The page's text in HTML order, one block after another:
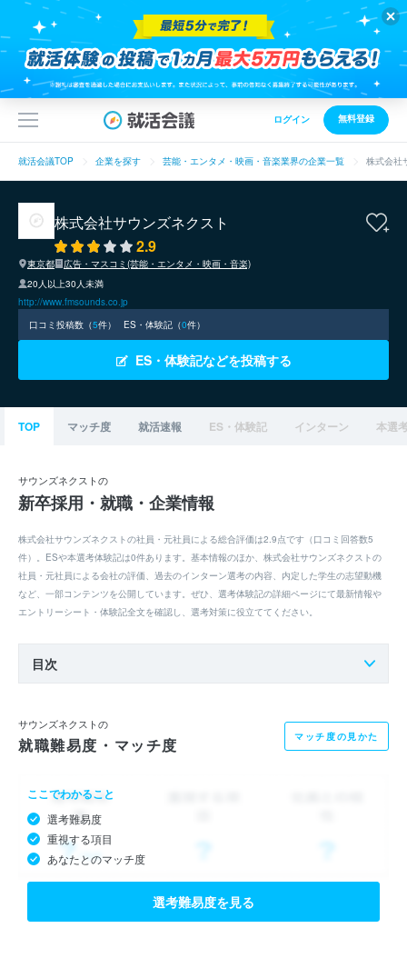
ログイン 無料登録
就活会議TOP 企業を探す 芸能・エンタメ・映画・音楽業界の企業一覧 株式会社
株式会社サウンズネクスト
2.9
東京都
広告・マスコミ(芸能・エンタメ・映画・音楽)
20人以上30人未満
http://www.fmsounds.co.jp
口コミ投稿数（5件） ES・体験記（0件）
ES・体験記などを投稿する
TOP マッチ度 就活速報 ES・体験記 インターン 本選
サウンズネクストの
新卒採用・就職・企業情報
株式会社サウンズネクストの社員・元社員による総合評価は2.9点です（口コミ回答数5
件）。ESや本選考体験記は0件あります。基本情報のほか、株式会社サウンズネクストの
社員・元社員による会社の評価、過去のインターン選考の内容、内定した学生の志望動機
など、一部コンテンツを公開しています。ぜひ、選考体験記の詳細ページにて最新情報や
エントリーシート・体験記全文を確認し、選考対策に役立ててください。
目次
サウンズネクストの
就職難易度・マッチ度 マッチ度の見かた
ここでわかること
選考難易度
重視する項目
あなたとのマッチ度
選考難易度を見る